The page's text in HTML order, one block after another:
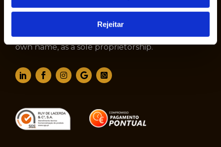
Rejeitar
The company Ruy de Lacerda & Cª., S.A. was
own name, as a sole proprietorship.